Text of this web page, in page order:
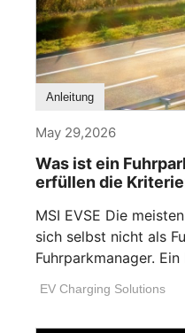
Anleitung
May 29,2026
Was ist ein
erfüllen die
MSI EVSE Die meisten Unternehmer betrachten
sich selbst nicht als
Fuhrparkmanager.
EV Charging Solutions